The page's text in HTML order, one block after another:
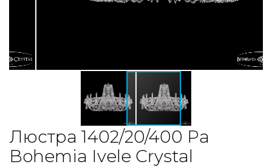
Люстра 1402/20/400 Pa
Bohemia Ivele Crystal